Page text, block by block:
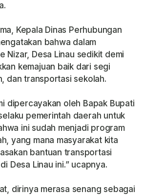
Kepala Dinas Perhubungan
bahwa dalam
Nizar, Desa Linau sedikit demi
kemajuan baik dari segi
dan transportasi sekolah.
dipercayakan oleh Bapak Bupati
pemerintah daerah untuk
ini sudah menjadi program
yang mana masyarakat kita
bantuan transportasi
Desa Linau ini.” ucapnya.
dirinya merasa senang sebagai